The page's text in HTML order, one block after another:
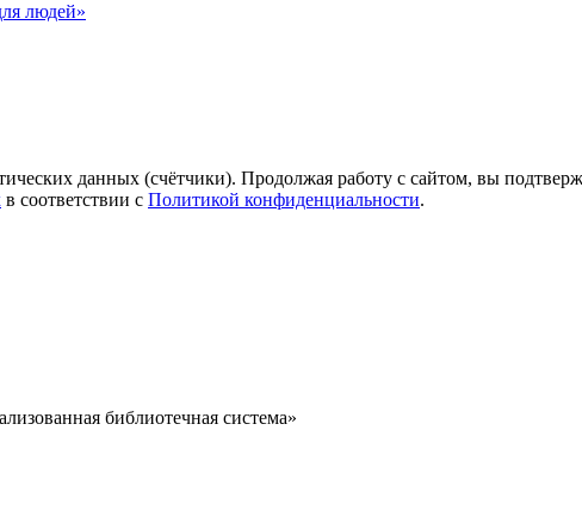
людей»
данных (счётчики). Продолжая работу с сайтом, вы
в соответствии с Политикой конфиденциальности.
библиотечная система»